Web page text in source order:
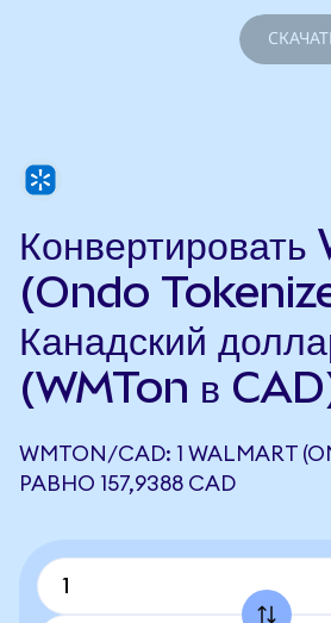
(Ondo
Канадский
(WMTon в
WMTON/CAD: 1 WALMART
РАВНО 157,9388 CAD